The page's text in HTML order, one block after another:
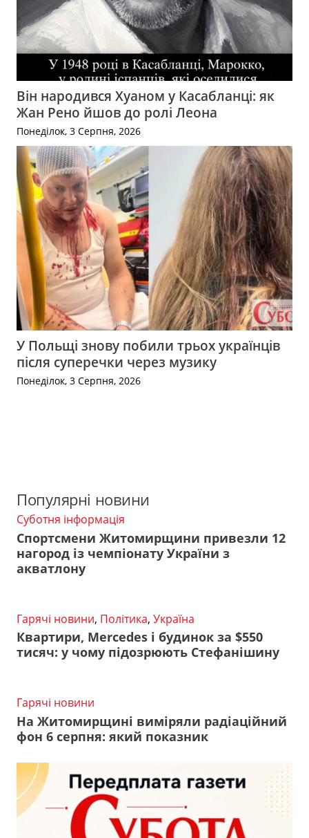
Він народився Хуаном у Касабланці: як
Жан Рено йшов до ролі Леона
Понеділок, 3 Серпня, 2026
У Польщі знову побили трьох українців
після суперечки через музику
Понеділок, 3 Серпня, 2026
Популярні новини
Суботня інформація
Спортсмени Житомирщини привезли 12
нагород із чемпіонату України з
акватлону
Гарячі новини, Політика, Україна
Квартири, Mercedes і будинок за $550
тисяч: у чому підозрюють Стефанішину
Гарячі новини
На Житомирщині виміряли радіаційний
фон 6 серпня: який показник